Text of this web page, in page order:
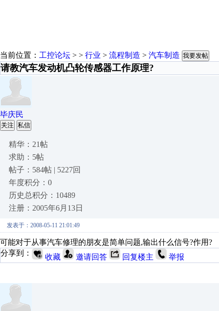
当前位置： 工控论坛 > > 行业 > 流程制造 > 汽车制造 我要发帖
请教汽车发动机凸轮传感器工作原理?
毕庆民
关注 私信
精华：21帖
求助：5帖
帖子：584帖 | 5227回
年度积分：0
历史总积分：10489
注册：2005年6月13日
发表于：2008-05-11 21:01:49
可能对于从事汽车修理的朋友是简单问题,输出什么信号?作用?
分享到：
收藏 邀请回答 回复楼主 举报